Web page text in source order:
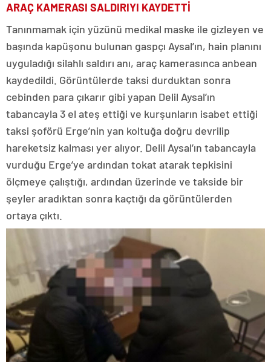
ARAÇ KAMERASI SALDIRIYI KAYDETTİ
Tanınmamak için yüzünü medikal maske ile gizleyen ve
başında kapüşonu bulunan gaspçı Aysal’ın, hain planını
uyguladığı silahlı saldırı anı, araç kamerasınca anbean
kaydedildi. Görüntülerde taksi durduktan sonra
cebinden para çıkarır gibi yapan Delil Aysal’ın
tabancayla 3 el ateş ettiği ve kurşunların isabet ettiği
taksi şoförü Erge’nin yan koltuğa doğru devrilip
hareketsiz kalması yer alıyor. Delil Aysal’ın tabancayla
vurduğu Erge’ye ardından tokat atarak tepkisini
ölçmeye çalıştığı, ardından üzerinde ve takside bir
şeyler aradıktan sonra kaçtığı da görüntülerden
ortaya çıktı.